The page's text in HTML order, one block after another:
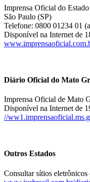
Imprensa Oficial do
São Paulo (SP)
Telefone: 0800 01234 01
Disponível na Internet de
Diário Oficial do Mato
Imprensa Oficial de Mato
Disponível na Internet de
//
Outros Estados
Consultar sítios